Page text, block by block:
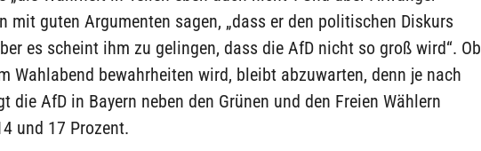
mit guten Argumenten sagen, „dass er den politischen Diskurs
es scheint ihm zu gelingen, dass die AfD nicht so groß wird“. Ob
Wahlabend bewahrheiten wird, bleibt abzuwarten, denn je nach
die AfD in Bayern neben den Grünen und den Freien Wählern
und 17 Prozent.